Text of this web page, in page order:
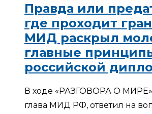
Правда или
где проходит
МИД раскрыл
главные
российской
В ходе «РАЗГОВОРА О
глава МИД РФ, ответил на